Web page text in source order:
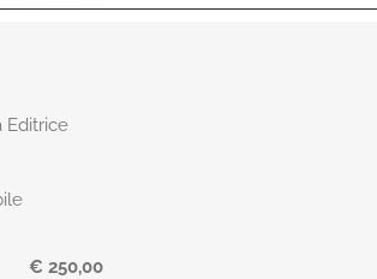
Editrice
€ 250,00